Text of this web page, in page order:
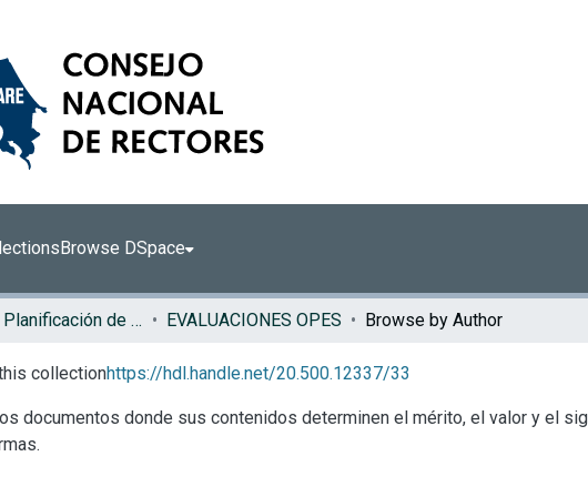
Browse DSpace
Oficina de Planificación de la Educación Superior (OPES) EVALUACIONES OPES Browse by Author
collectionhttps://hdl.handle.net/20.500.12337/33
documentos donde sus contenidos determinen el mérito, el valor y el